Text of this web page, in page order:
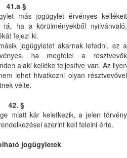
41.a §
más jogügylet érvényes kellékeit
ha a körülményekből nyilvánvaló,
fejezi ki.
jogügyletet akarnak lefedni, ez a
ha megfelel a résztvevők
alaki kelléke teljesítve van. Az ilyen
lehet hivatkozni olyan résztvevővel
vélte.
42. §
miatt kár keletkezik, a jelen törvény
szerint kell felelni érte.
jogügyletek